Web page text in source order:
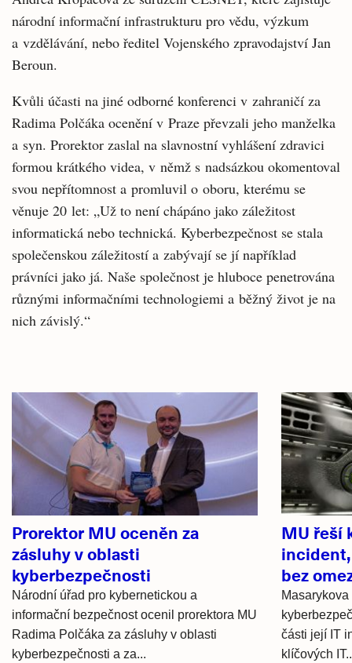
národní informační infrastrukturu pro vědu, výzkum
a vzdělávání, nebo ředitel Vojenského zpravodajství Jan
Beroun.
Kvůli účasti na jiné odborné konferenci v zahraničí za
Radima Polčáka ocenění v Praze převzali jeho manželka
a syn. Prorektor zaslal na slavnostní vyhlášení zdravici
formou krátkého videa, v němž s nadsázkou okomentoval
svou nepřítomnost a promluvil o oboru, kterému se
věnuje 20 let: „Už to není chápáno jako záležitost
informatická nebo technická. Kyberbezpečnost se stala
společenskou záležitostí a zabývají se jí například
právníci jako já. Naše společnost je hluboce penetrována
různými informačními technologiemi a běžný život je na
nich závislý.“
Související
články
Prorektor MU oceněn za
zásluhy v oblasti
kyberbezpečnosti
Národní úřad pro kybernetickou a
informační bezpečnost ocenil prorektora MU
Radima Polčáka za zásluhy v oblasti
kyberbezpečnosti a za...
MU řeší
bez
části její IT
klíčových